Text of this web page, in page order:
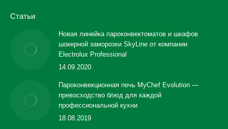
Статьи
Новая линейка пароконвектоматов и шкафов
шокерной заморозки SkyLine от компании
Electrolux Professional
14.09.2020
Пароконвекционная печь MyChef Evolution —
превосходство блюд для каждой
профессиональной кухни
18.08.2019